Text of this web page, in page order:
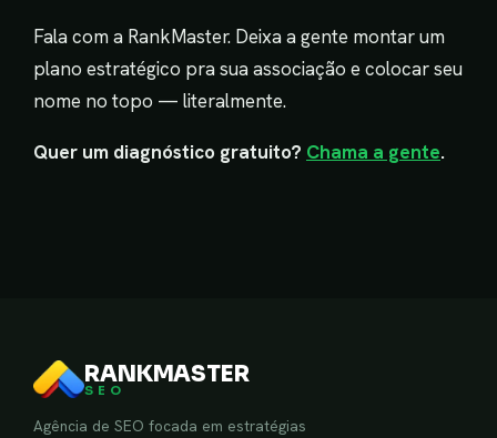
Fala com a RankMaster. Deixa a gente montar um
plano estratégico pra sua associação e colocar seu
nome no topo — literalmente.
Quer um diagnóstico gratuito? Chama a gente.
RANKMASTER
SEO
Agência de SEO focada em estratégias